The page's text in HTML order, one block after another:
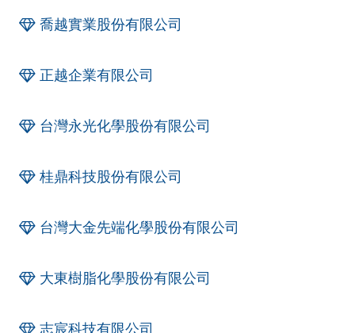
喬越實業股份有限公司
正越企業有限公司
台灣永光化學股份有限公司
桂鼎科技股份有限公司
台灣大金先端化學股份有限公司
大東樹脂化學股份有限公司
志宸科技有限公司